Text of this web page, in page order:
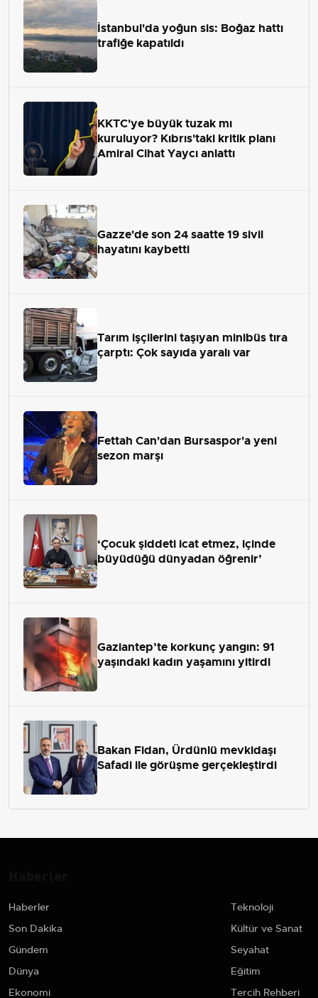
İstanbul'da yoğun sis: Boğaz hattı
trafiğe kapatıldı
KKTC'ye büyük tuzak mı
kuruluyor? Kıbrıs'taki kritik planı
Amiral Cihat Yaycı anlattı
Gazze'de son 24 saatte 19 sivil
hayatını kaybetti
Tarım işçilerini taşıyan minibüs tıra
çarptı: Çok sayıda yaralı var
Fettah Can'dan Bursaspor'a yeni
sezon marşı
‘Çocuk şiddeti icat etmez, içinde
büyüdüğü dünyadan öğrenir’
Gaziantep’te korkunç yangın: 91
yaşındaki kadın yaşamını yitirdi
Bakan Fidan, Ürdünlü mevkidaşı
Safadi ile görüşme gerçekleştirdi
Haberler
Son Dakika
Gündem
Dünya
Ekonomi
Teknoloji
Kültür ve Sanat
Seyahat
Eğitim
Tercih Rehberi